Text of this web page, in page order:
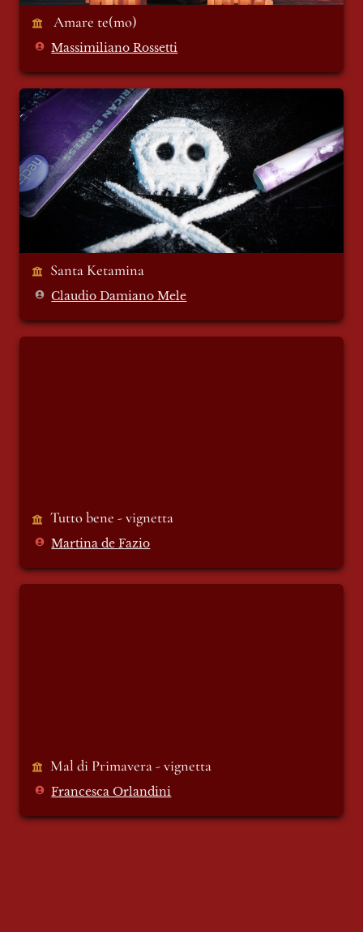
Amare te(mo)
Massimiliano Rossetti
Santa Ketamina
Santa Ketamina
Claudio Damiano Mele
Tutto bene - vignetta
Tutto bene - vignetta
Martina de Fazio
Mal di Primavera - vignetta
Francesca Orlandini